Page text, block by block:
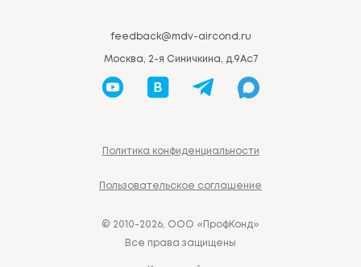
feedback@mdv-aircond.ru
Москва, 2-я Синичкина, д.9Ас7
Политика конфиденциальности
Пользовательское соглашение
© 2010-2026, ООО «ПрофКонд»
Все права защищены